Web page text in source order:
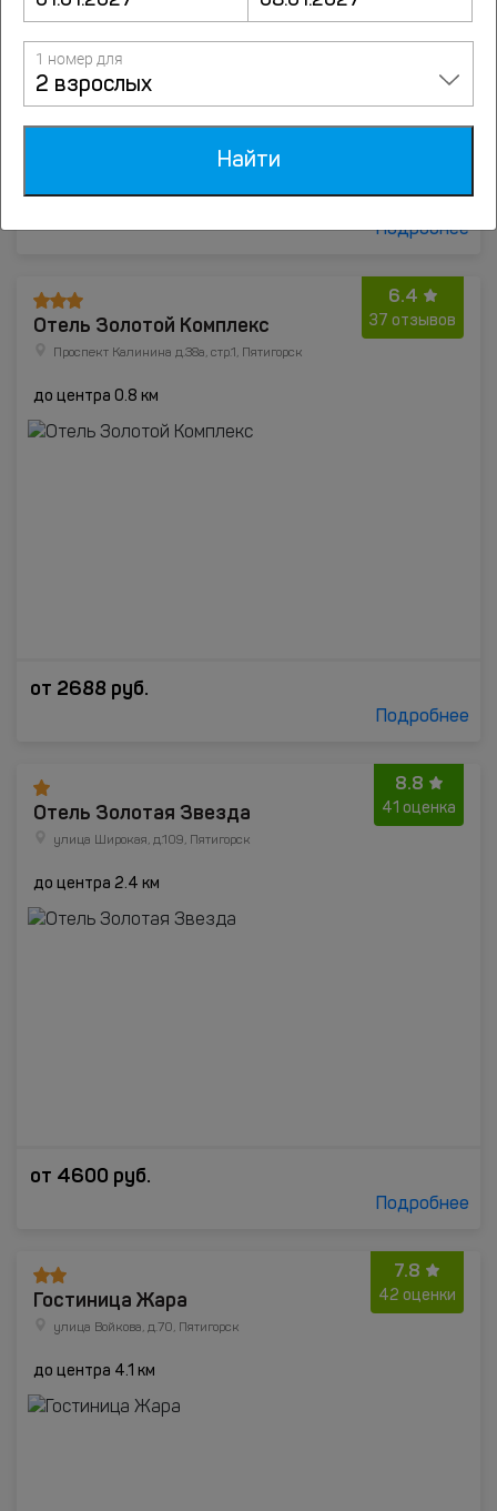
от2500руб.
Подробнее
6.4
37 отзывов
Отель Золотой Комплекс
Проспект Калинина д.38а, стр.1, Пятигорск
до центра 0.8 км
от 2688 руб.
Подробнее
8.8
41 оценка
Отель Золотая Звезда
улица Широкая, д.109, Пятигорск
до центра 2.4 км
от 4600 руб.
Подробнее
7.8
42 оценки
Гостиница Жара
улица Войкова, д.70, Пятигорск
до центра 4.1 км
1 номер для
2 взрослых
Найти